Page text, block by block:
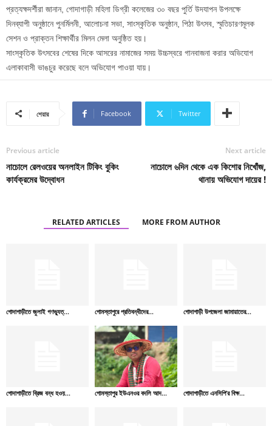
প্রত্যক্ষদর্শীরা জানান, গোদাগাড়ী মহিলা ডিগ্রী কলেজের ৩০ বছর পুর্তি উদযাপন উপলক্ষে
দিনব্যাপী অনুষ্ঠানে পুনর্মিলনী, আলোচনা সভা, সাংস্কৃতিক অনুষ্ঠান, পিঠা উৎসব, স্মৃতিচারণমূলক
সেশন ও প্রাক্তন শিক্ষার্থীর মিলন মেলা অনুষ্ঠিত হয়।
সাংস্কৃতিক উৎসবের শেষের দিকে আসরের নামাজের সময় উচ্চস্বরে গানবাজনা করার অভিযোগ
এলাকাবাসী ভাঙচুর করেছে বলে অভিযোগ পাওয়া যায়।
শেয়ার Facebook Twitter
Previous article
নাচোলে রেলওয়ের অনলাইন টিকিং বুকিং
কার্যক্রমের উদ্বোধন
Next article
নাচোলে ৬দিন থেকে এক কিশোর নিখোঁজ,
থানায় অভিযোগ দায়ের !
RELATED ARTICLES MORE FROM AUTHOR
গোদাগাড়ীতে জুলাই গণভ্যুত্... গোমস্তাপুরে প্রতিবন্ধীদের... গোদাগাড়ী উপজেলা জামায়াতের...
গোদাগাড়ীতে ব্রিজ বন্ধ হওয়... গোমস্তাপুর ইউএনওর বদলি আদ... গোদাগাড়ীতে এনসিপি’র বিক্ষ...